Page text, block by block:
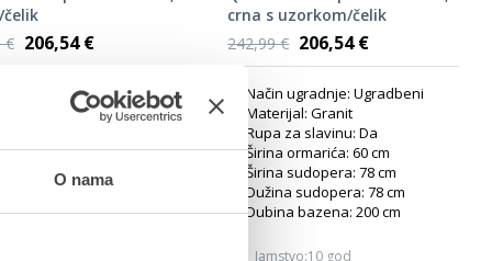
O nama
€ 206,54 €
ugradnje: Ugradbeni
Granit
ormarića: 60 cm
sudopera: 50 cm
sudopera: 780 cm
bazena: 200 cm
crna s uzorkom/čelik
242,99 € 206,54 €
Način ugradnje: Ugradbeni
Materijal: Granit
Rupa za slavinu: Da
Širina ormarića: 60 cm
Širina sudopera: 78 cm
Dužina sudopera: 78 cm
Dubina bazena: 200 cm
Jamstvo:10 god